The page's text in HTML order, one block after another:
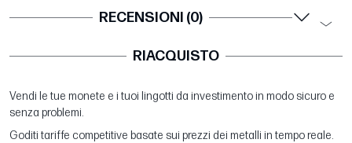
RECENSIONI (0)
RIACQUISTO
Vendi le tue monete e i tuoi lingotti da investimento in modo sicuro e
senza problemi.
Goditi tariffe competitive basate sui prezzi dei metalli in tempo reale.